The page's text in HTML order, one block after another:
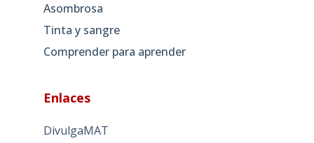
Asombrosa
Tinta y sangre
Comprender para aprender
Enlaces
DivulgaMAT